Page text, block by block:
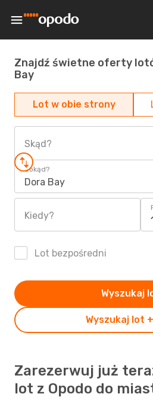
Znajdź świetne oferty
Bay
Lot w obie strony
Skąd?
Dokąd?
Dora Bay
Kiedy?
Lot bezpośredni
Wyszukaj lot
Wyszukaj
Zarezerwuj już
lot z Opodo do